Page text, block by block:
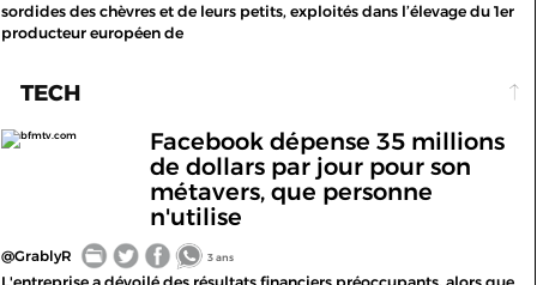
sordides des chèvres et de leurs petits, exploités dans l’élevage du 1er
producteur européen de
TECH
bfmtv.com
Facebook dépense 35 millions
de dollars par jour pour son
métavers, que personne
n'utilise
@GrablyR 3 ans